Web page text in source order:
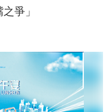
爭」